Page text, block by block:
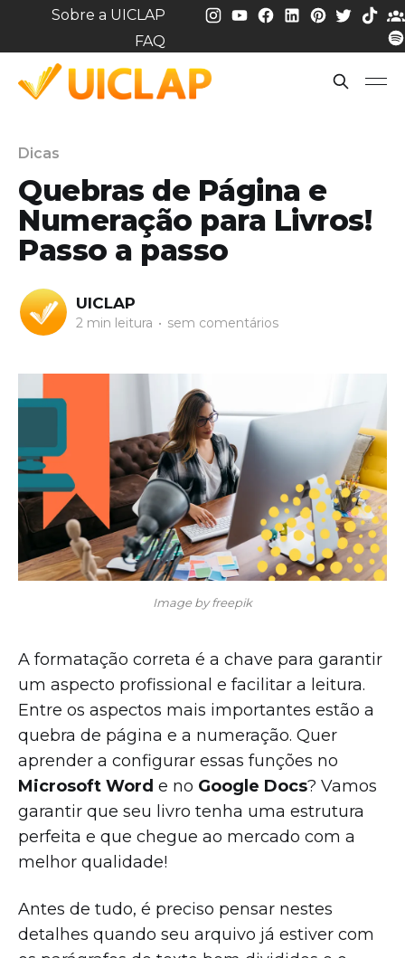
Sobre a UICLAP
FAQ
Dicas
Quebras de Página e
Numeração para Livros!
Passo a passo
UICLAP
2 min leitura • sem comentários
Image by freepik
A formatação correta é a chave para garantir
um aspecto profissional e facilitar a leitura.
Entre os aspectos mais importantes estão a
quebra de página e a numeração. Quer
aprender a configurar essas funções no
Microsoft Word e no Google Docs? Vamos
garantir que seu livro tenha uma estrutura
perfeita e que chegue ao mercado com a
melhor qualidade!
Antes de tudo, é preciso pensar nestes
detalhes quando seu arquivo já estiver com